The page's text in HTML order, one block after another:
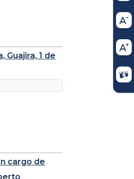
Guajira, 1 de
cargo de